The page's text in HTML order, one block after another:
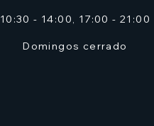
10:30 - 14:00, 17:00 - 21:00
Domingos cerrado